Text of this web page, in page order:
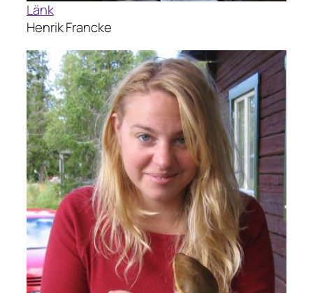
Länk
Henrik Francke